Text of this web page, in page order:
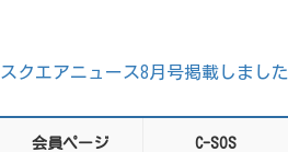
クエアニュース8月号掲載しました
会員ページ C-SOS